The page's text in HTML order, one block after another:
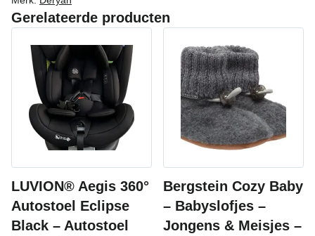
Gerelateerde producten
LUVION® Aegis 360°
Autostoel Eclipse
Black – Autostoel
Bergstein Cozy Baby
– Babyslofjes –
Jongens & Meisjes –